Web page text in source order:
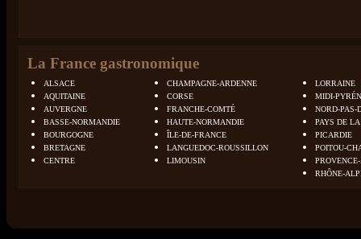
La France gastronomique
ALSACE
AQUITAINE
AUVERGNE
BASSE-NORMANDIE
BOURGOGNE
BRETAGNE
CENTRE
CHAMPAGNE-ARDENNE
CORSE
FRANCHE-COMTÉ
HAUTE-NORMANDIE
ÎLE-DE-FRANCE
LANGUEDOC-ROUSSILLON
LIMOUSIN
LORRAINE
MIDI-
NORD-PAS-
PAYS DE
PICARDIE
POITOU-
RHÔNE-